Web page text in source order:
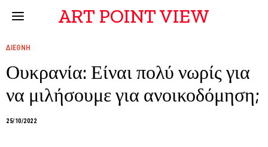
ART POINT VIEW
ΔΙΕΘΝΗ
Ουκρανία: Είναι πολύ νωρίς για
να μιλήσουμε για ανοικοδόμηση;
25/10/2022